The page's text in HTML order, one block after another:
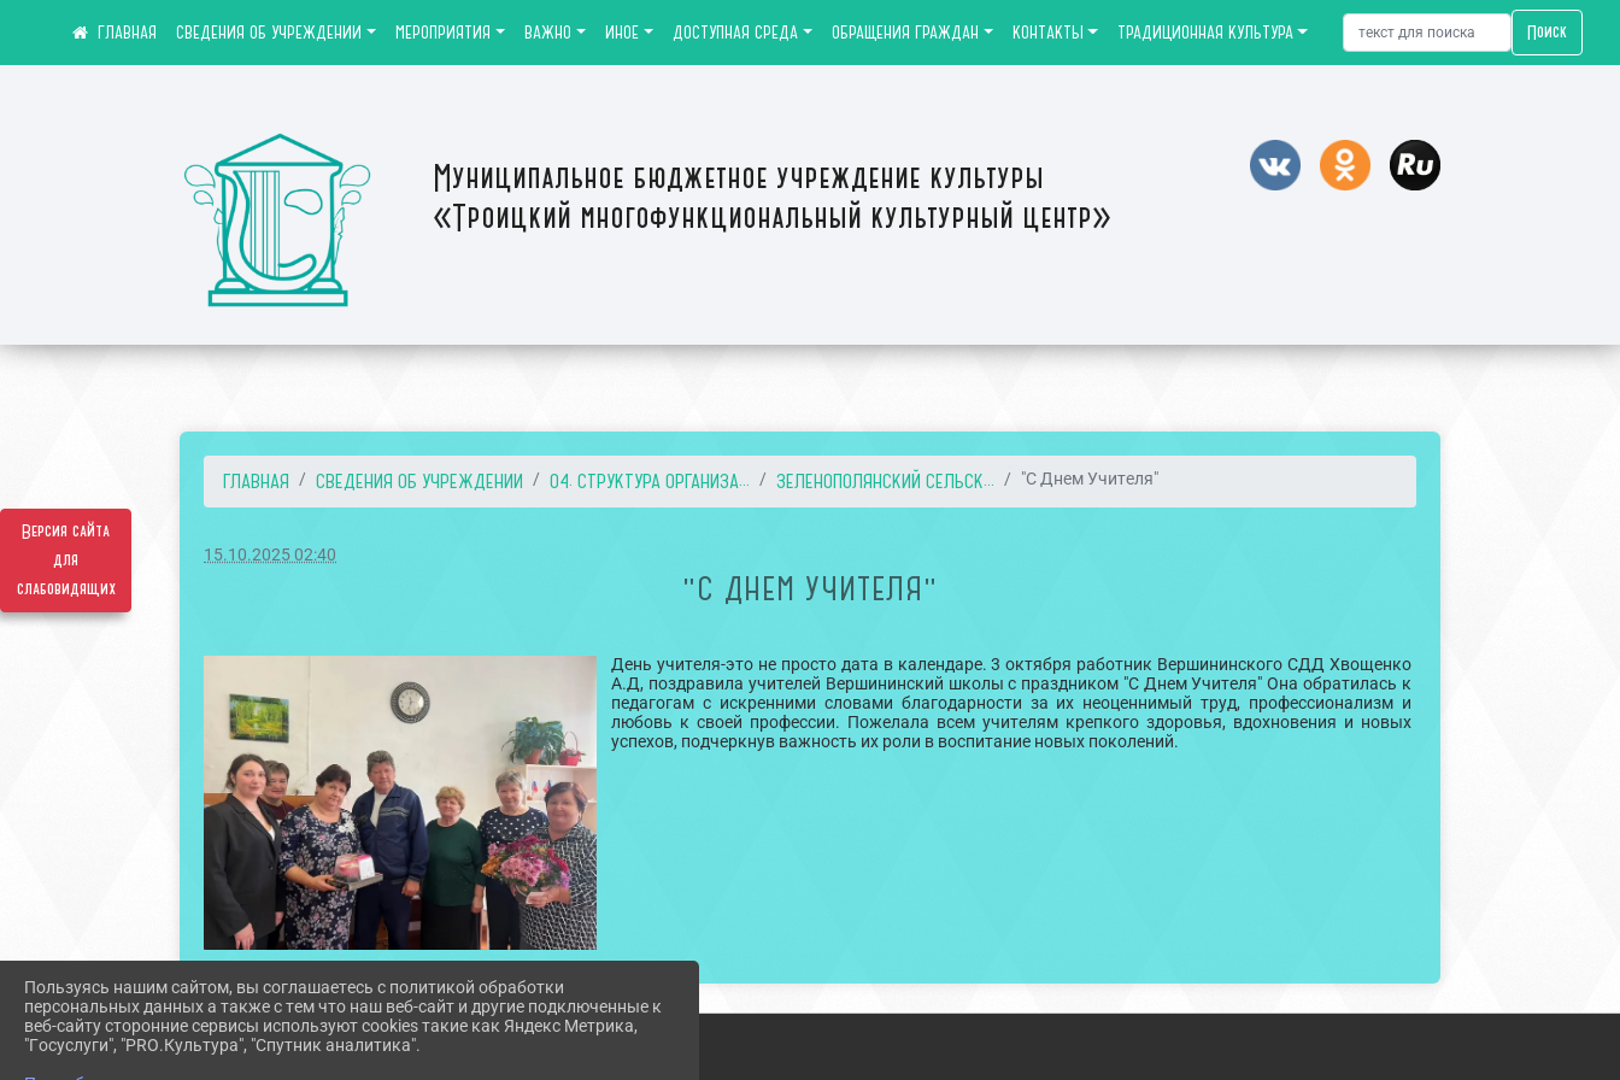
Версия сайта
для
слабовидящих
Муниципальное бюджетное учреждение культуры
«Троицкий многофункциональный культурный центр»
СВЕДЕНИЯ ОБ УЧРЕЖДЕНИИ МЕРОПРИЯТИЯ ВАЖНО ИНОЕ ДОСТУПНАЯ СРЕДА ОБРАЩЕНИЯ ГРАЖДАН КОНТАКТЫ ТРАДИЦИОННАЯ КУЛЬТУРА Поиск
ГЛАВНАЯ СВЕДЕНИЯ ОБ УЧРЕЖДЕНИИ 04. СТРУКТУРА ОРГАНИЗА... ЗЕЛЕНОПОЛЯНСКИЙ СЕЛЬСК... "С Днем Учителя"
15.10.2025 02:40
"С ДНЕМ УЧИТЕЛЯ"
День учителя-это не просто дата в календаре. 3 октября работник Вершининского СДД Хвощенко
А.Д, поздравила учителей Вершининский школы с праздником "С Днем Учителя" Она обратилась к
педагогам с искренними словами благодарности за их неоценнимый труд, профессионализм и
любовь к своей профессии. Пожелала всем учителям крепкого здоровья, вдохновения и новых
успехов, подчеркнув важность их роли в воспитание новых поколений.
Пользуясь нашим сайтом, вы соглашаетесь с политикой обработки
персональных данных а также с тем что наш веб-сайт и другие подключенные к
веб-сайту сторонние сервисы используют cookies такие как Яндекс Метрика,
"Госуслуги", "PRO.Культура", "Спутник аналитика".